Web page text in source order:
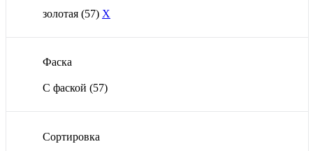
золотая (57) X
Фаска
С фаской (57)
Сортировка